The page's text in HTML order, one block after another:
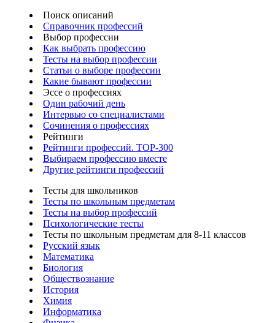
Поиск описаний
Справочник профессий
Выбор профессии
Как выбрать профессию
Тесты на выбор профессии
Статьи о выборе профессии
Какие бывают профессии
Эссе о профессиях
Один рабочий день
Интервью со специалистами
Сочинения о профессиях
Рейтинги
Рейтинги профессий. TOP-300
Выбираем профессию вместе
Другие рейтинги профессий
Тесты для школьников
Тесты по школьным предметам
Тесты на выбор профессий
Психологические тесты
Тесты по школьным предметам для 8-11 классов
Русский язык
Математика
Биология
Обществознание
История
Химия
Информатика